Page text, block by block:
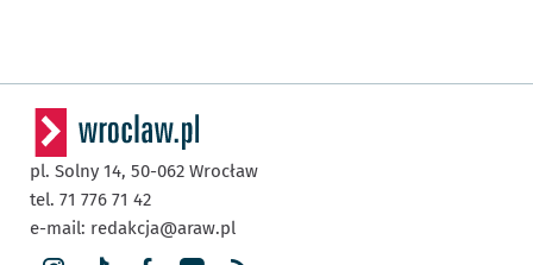
pl. Solny 14, 50-062 Wrocław
tel. 71 776 71 42
e-mail: redakcja@araw.pl